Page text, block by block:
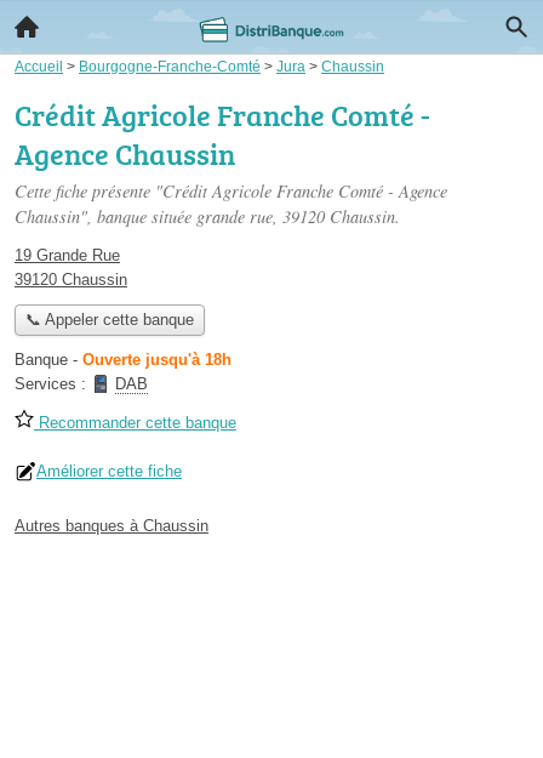
Accueil > Bourgogne-Franche-Comté > Jura > Chaussin
Crédit Agricole Franche Comté -
Agence Chaussin
Cette fiche présente "Crédit Agricole Franche Comté - Agence
Chaussin", banque située grande rue, 39120 Chaussin.
19 Grande Rue
39120 Chaussin
📞 Appeler cette banque
Banque - Ouverte jusqu'à 18h
Services :
DAB
Recommander cette banque
Améliorer cette fiche
Autres banques à Chaussin